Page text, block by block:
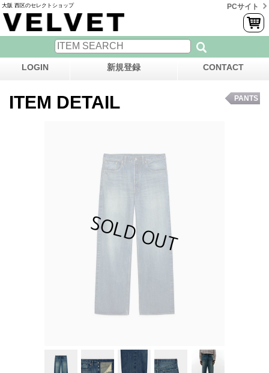
大阪 西区のセレクトショップ PCサイト
LOGIN 新規登録 CONTACT
ITEM DETAIL PANTS